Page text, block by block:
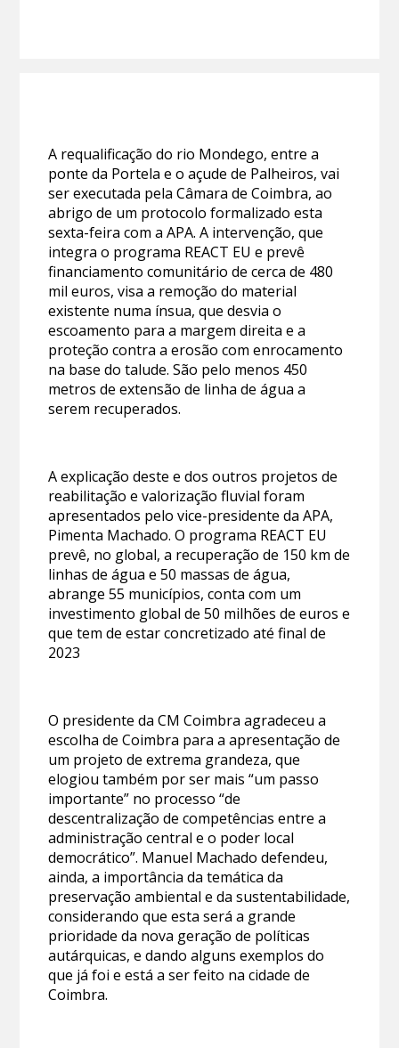
A requalificação do rio Mondego, entre a
ponte da Portela e o açude de Palheiros, vai
ser executada pela Câmara de Coimbra, ao
abrigo de um protocolo formalizado esta
sexta-feira com a APA. A intervenção, que
integra o programa REACT EU e prevê
financiamento comunitário de cerca de 480
mil euros, visa a remoção do material
existente numa ínsua, que desvia o
escoamento para a margem direita e a
proteção contra a erosão com enrocamento
na base do talude. São pelo menos 450
metros de extensão de linha de água a
serem recuperados.
A explicação deste e dos outros projetos de
reabilitação e valorização fluvial foram
apresentados pelo vice-presidente da APA,
Pimenta Machado. O programa REACT EU
prevê, no global, a recuperação de 150 km de
linhas de água e 50 massas de água,
abrange 55 municípios, conta com um
investimento global de 50 milhões de euros e
que tem de estar concretizado até final de
2023
O presidente da CM Coimbra agradeceu a
escolha de Coimbra para a apresentação de
um projeto de extrema grandeza, que
elogiou também por ser mais “um passo
importante” no processo “de
descentralização de competências entre a
administração central e o poder local
democrático”. Manuel Machado defendeu,
ainda, a importância da temática da
preservação ambiental e da sustentabilidade,
considerando que esta será a grande
prioridade da nova geração de políticas
autárquicas, e dando alguns exemplos do
que já foi e está a ser feito na cidade de
Coimbra.